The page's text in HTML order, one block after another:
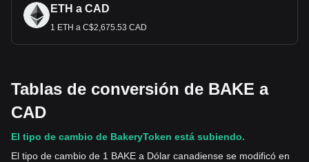
ETH a CAD
1 ETH a C$2,675.53 CAD
Tablas de conversión de BAKE a
CAD
El tipo de cambio de BakeryToken está subiendo.
El tipo de cambio de 1 BAKE a Dólar canadiense se modificó en